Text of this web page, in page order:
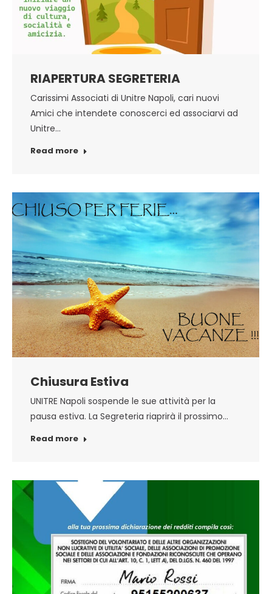
RIAPERTURA SEGRETERIA
Carissimi Associati di Unitre Napoli, cari nuovi
Amici che intendete conoscerci ed associarvi ad
Unitre…
Read more
Chiusura Estiva
UNITRE Napoli sospende le sue attività per la
pausa estiva. La Segreteria riaprirà il prossimo…
Read more